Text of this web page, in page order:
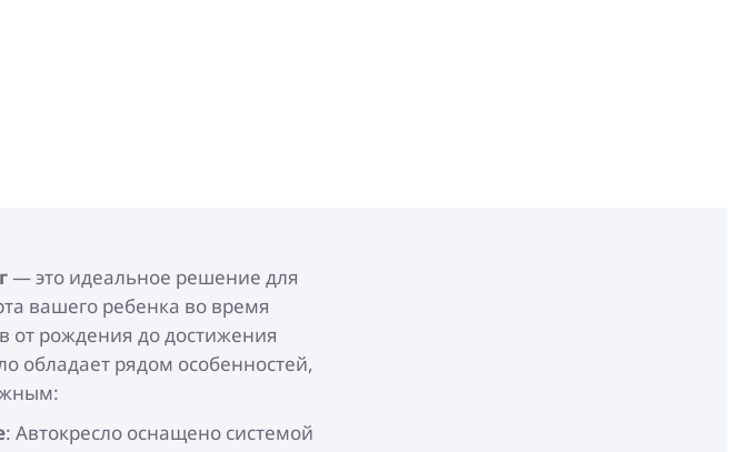
— это идеальное решение для
вашего ребенка во время
от рождения до достижения
обладает рядом особенностей,
: Автокресло оснащено системой